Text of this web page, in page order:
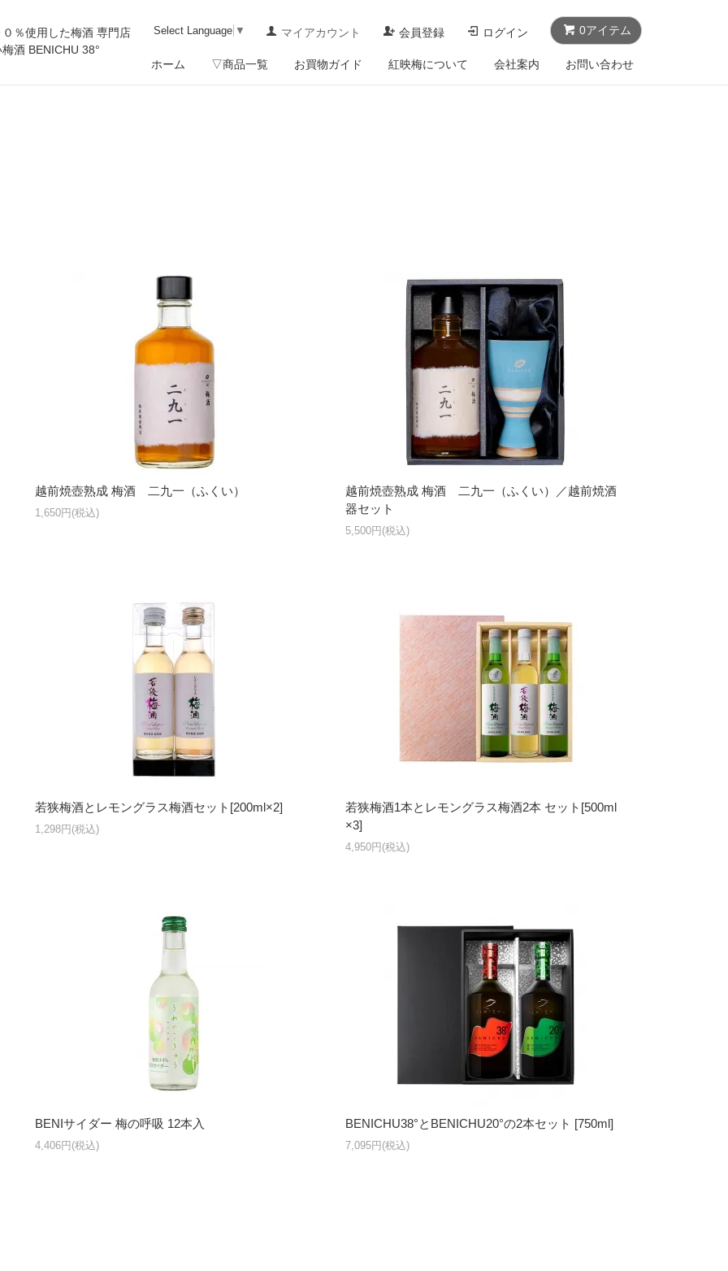
％使用した梅酒 専門店
酒 BENICHU 38°
Select Language ▼ マイアカウント 会員登録 ログイン 0アイテム
ホーム ▽商品一覧 お買物ガイド 紅映梅について 会社案内 お問い合わせ
越前焼壺熟成 梅酒 二九一（ふくい）
1,650円(税込)
越前焼壺熟成 梅酒 二九一（ふくい）／越前焼酒
器セット
5,500円(税込)
若狭梅酒とレモングラス梅酒セット[200ml×2]
1,298円(税込)
若狭梅酒1本とレモングラス梅酒2本 セット[500ml
×3]
4,950円(税込)
BENIサイダー 梅の呼吸 12本入
4,406円(税込)
BENICHU38°とBENICHU20°の2本セット [750ml]
7,095円(税込)